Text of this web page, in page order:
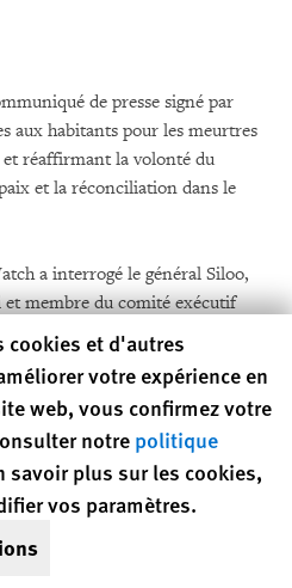
de presse signé par
aux habitants pour les meurtres
réaffirmant la volonté du
et la réconciliation dans le
a interrogé le général Siloo,
et membre du comité exécutif
des accords de paix. Selon
anti-balaka aurait été tué et la
déclaré que Human Rights
locale dont la«
puis de demander à la
prendre des photos.... Ils
preferences
cookies et d'autres
votre expérience en
web, vous confirmez votre
notre politique
savoir plus sur les cookies,
vos paramètres.